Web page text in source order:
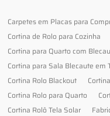
Carpetes em Placas para
Cortina de Rolo para Cozinha
Cortina para Quarto com
Cortina para Sala Blecaute em
Cortina Rolo Blackout
Cortina Rolo para Quarto
Cortina Rolô Tela Solar